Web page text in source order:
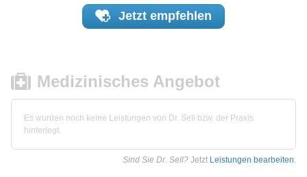
Jetzt empfehlen
Medizinisches Angebot
Es wurden noch keine Leistungen von Dr. Sell bzw. der Praxis
hinterlegt.
Sind Sie Dr. Sell? Jetzt Leistungen bearbeiten.